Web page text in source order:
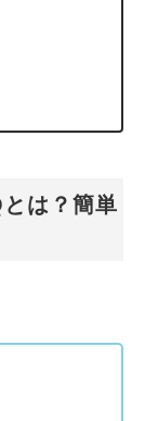
は？簡単